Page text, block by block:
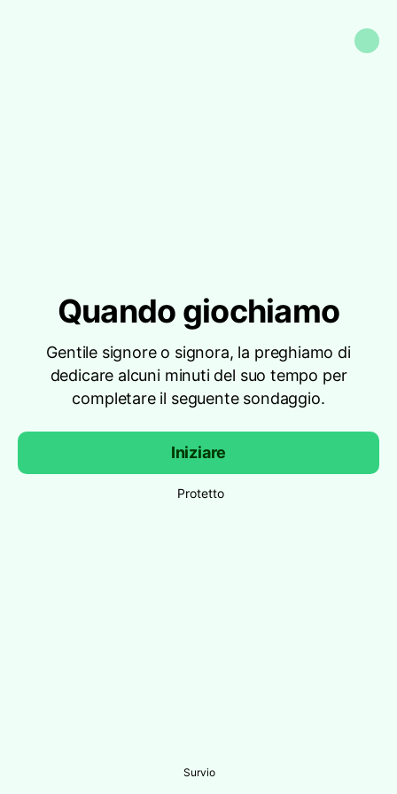
Quando giochiamo
Gentile signore o signora, la preghiamo di
dedicare alcuni minuti del suo tempo per
completare il seguente sondaggio.
Iniziare
Protetto
Survio